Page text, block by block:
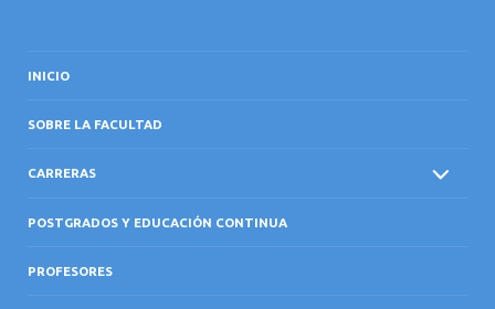
INICIO
SOBRE LA FACULTAD
CARRERAS
POSTGRADOS Y EDUCACIÓN CONTINUA
PROFESORES